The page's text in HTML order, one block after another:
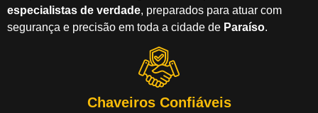
especialistas de verdade, preparados para atuar com
segurança e precisão em toda a cidade de Paraíso.
Chaveiros Confiáveis